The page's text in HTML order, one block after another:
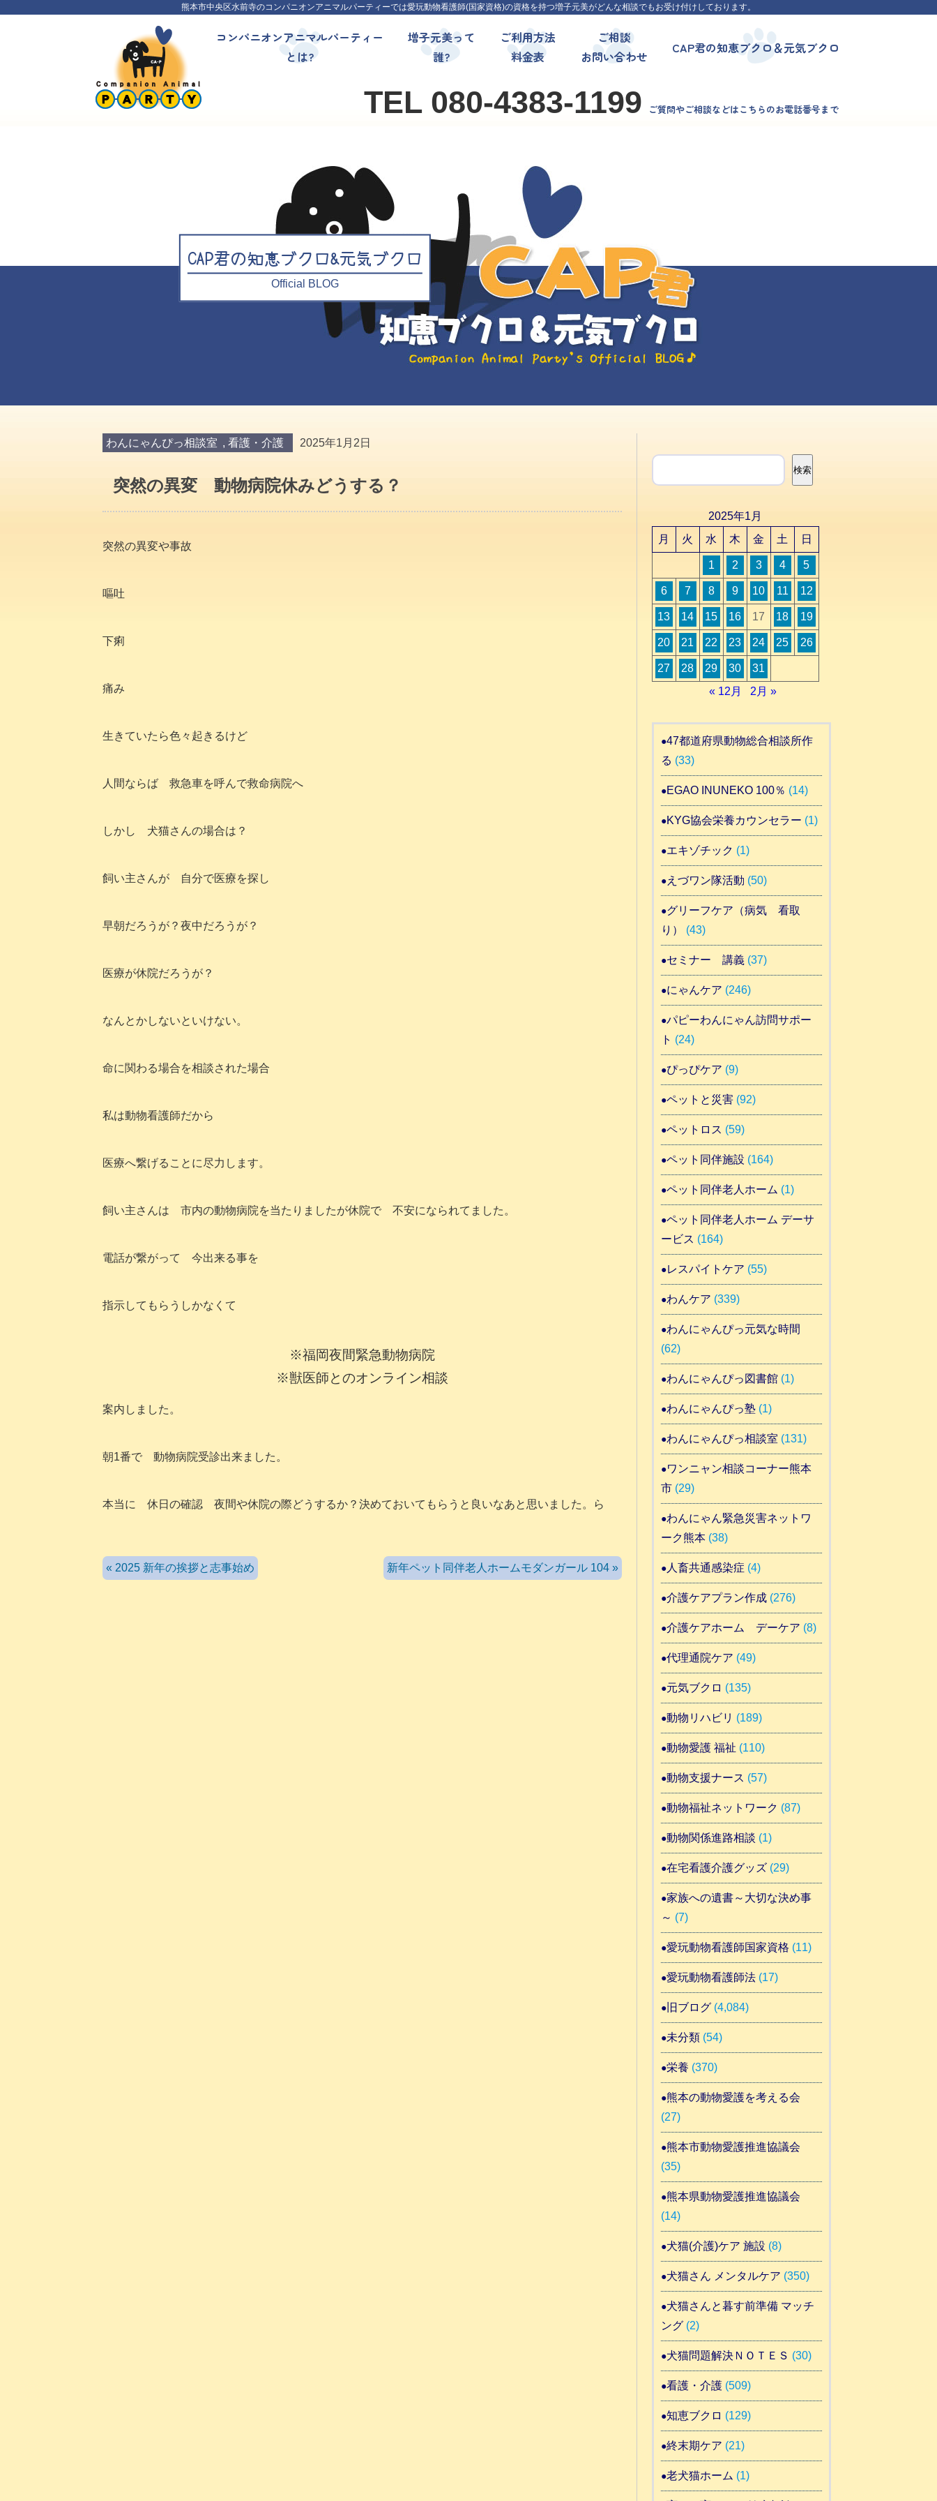
熊本市中央区水前寺のコンパニオンアニマルパーティーでは愛玩動物看護師(国家資格)の資格を持つ増子元美がどんな相談でもお受け付けしております。
コンパニオンアニマルパーティー
とは?
増子元美って
誰?
ご利用方法
料金表
ご相談
お問い合わせ
CAP君の知恵ブクロ＆元気ブクロ
TEL 080-4383-1199 ご質問やご相談などはこちらのお電話番号まで
CAP君の知恵ブクロ&元気ブクロ
Official BLOG
わんにゃんぴっ相談室 ,看護・介護 2025年1月2日
突然の異変 動物病院休みどうする？
突然の異変や事故
嘔吐
下痢
痛み
生きていたら色々起きるけど
人間ならば 救急車を呼んで救命病院へ
しかし 犬猫さんの場合は？
飼い主さんが 自分で医療を探し
早朝だろうが？夜中だろうが？
医療が休院だろうが？
なんとかしないといけない。
命に関わる場合を相談された場合
私は動物看護師だから
医療へ繋げることに尽力します。
飼い主さんは 市内の動物病院を当たりましたが休院で 不安になられてました。
電話が繋がって 今出来る事を
指示してもらうしかなくて
※福岡夜間緊急動物病院
※獣医師とのオンライン相談
案内しました。
朝1番で 動物病院受診出来ました。
本当に 休日の確認 夜間や休院の際どうするか？決めておいてもらうと良いなあと思いました。ら
« 2025 新年の挨拶と志事始め 新年ペット同伴老人ホームモダンガール 104 »
検索
検索
2025年1月
月
火 水 木 金 土 日
1 2 3 4 5
6 7 8 9 10 11 12
13 14 15 16 17 18 19
20 21 22 23 24 25 26
27 28 29 30
31
« 12月
2月 »
47都道府県動物総合相談所作
る (33)
EGAO INUNEKO 100％ (14)
KYG協会栄養カウンセラー (1)
エキゾチック (1)
えづワン隊活動 (50)
グリーフケア（病気 看取
り）
(43)
セミナー 講義(37)
にゃんケア (246)
パピーわんにゃん訪問サポー
ト (24)
ぴっぴケア (9)
ペットと災害(92)
ペットロス (59)
ペット同伴施設 (164)
ペット同伴老人ホーム (1)
ペット同伴老人ホーム デーサ
ービス (164)
レスパイトケア (55)
わんケア (339)
わんにゃんぴっ元気な時間
(62)
わんにゃんぴっ図書館(1)
わんにゃんぴっ塾(1)
わんにゃんぴっ相談室 (131)
ワンニャン相談コーナー熊本
市(29)
わんにゃん緊急災害ネットワ
ーク熊本(38)
人畜共通感染症 (4)
介護ケアプラン作成(276)
介護ケアホーム デーケア (8)
代理通院ケア (49)
元気ブクロ (135)
動物リハビリ (189)
動物愛護 福祉 (110)
動物支援ナース (57)
動物福祉ネットワーク (87)
動物関係進路相談 (1)
在宅看護介護グッズ(29)
家族への遺書～大切な決め事
～ (7)
愛玩動物看護師国家資格 (11)
愛玩動物看護師法(17)
旧ブログ(4,084)
未分類(54)
栄養 (370)
熊本の動物愛護を考える会
(27)
熊本市動物愛護推進協議会
(35)
熊本県動物愛護推進協議会
(14)
犬猫(介護)ケア 施設 (8)
犬猫さん メンタルケア (350)
犬猫さんと暮す前準備 マッチ
ング(2)
犬猫問題解決ＮＯＴＥＳ (30)
看護・介護(509)
知恵ブクロ (129)
終末期ケア (21)
老犬猫ホーム (1)